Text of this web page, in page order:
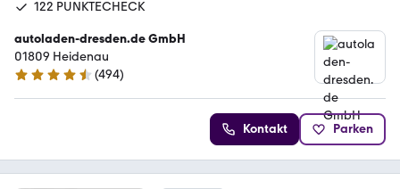
122 PUNKTECHECK
autoladen-dresden.de GmbH
01809 Heidenau
4.5 Sterne
(494)
Kontakt Parken